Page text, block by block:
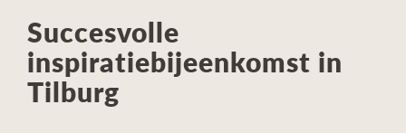
Succesvolle
inspiratiebijeenkomst in
Tilburg